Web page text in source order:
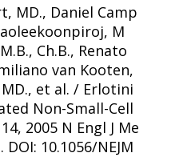
MD., Daniel Camp
M
Ch.B., Renato
van Kooten,
et al. / Erlotini
Non-Small-Cell
2005 N Engl J Me
DOI: 10.1056/NEJM